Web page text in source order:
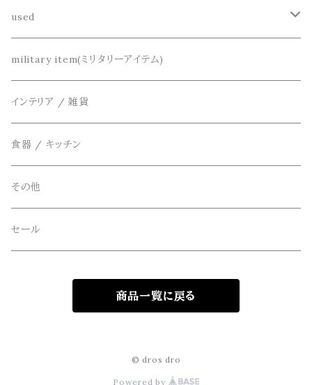
DETAIL(ディティール)
THE FLAVOR DESIGN(ザ フレーバーデザイン)
FOB FACTORY(エフオービーファクトリー)
Four Seasons Garage(FSG)
freewaters(フリーウォータース)
GLOBE(グローブ)
hanakazari(ハナカザリ)
Hub&Spoke(ハブアンドスポーク)
カーディガン
財布、コインケース、マネークリップ
鞄
used
リメイク
アクセサリー
military item(ミリタリーアイテム)
インテリア / 雑貨
食器 / キッチン
その他
セール
商品一覧に戻る
© dros dro
Powered by